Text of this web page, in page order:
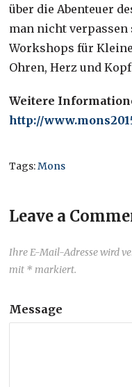
über die Abenteuer
man nicht verpassen
Workshops für
Ohren, Herz und
Weitere
http://
Tags:Mons
Leave a
Ihre E-Mail-Adresse wird
mit * markiert.
Message